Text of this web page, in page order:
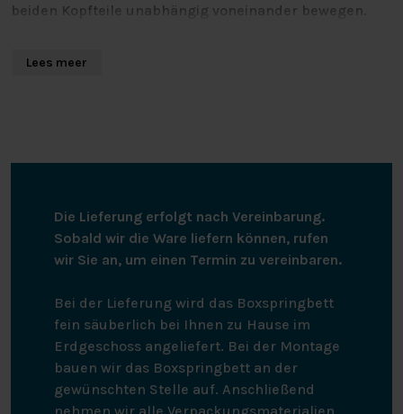
beiden Kopfteile unabhängig voneinander bewegen.
Lees meer
Die Lieferung erfolgt nach Vereinbarung.
Sobald wir die Ware liefern können, rufen
wir Sie an, um einen Termin zu vereinbaren.
Bei der Lieferung wird das Boxspringbett
fein säuberlich bei Ihnen zu Hause im
Erdgeschoss angeliefert. Bei der Montage
bauen wir das Boxspringbett an der
gewünschten Stelle auf. Anschließend